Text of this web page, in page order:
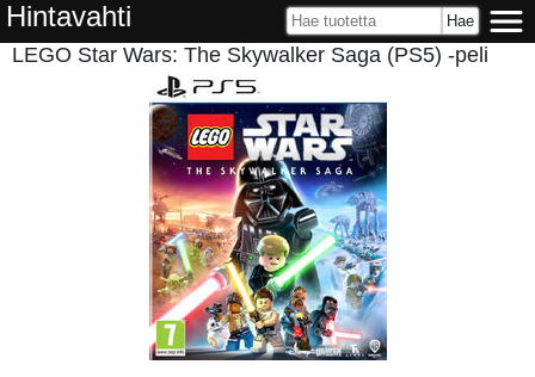
Hintavahti
LEGO Star Wars: The Skywalker Saga (PS5) -peli